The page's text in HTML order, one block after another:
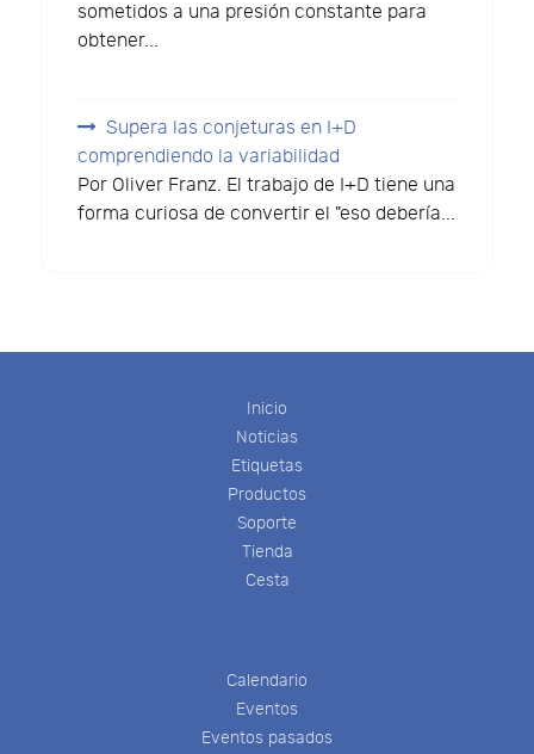
sometidos a una presión constante para
obtener...
Supera las conjeturas en I+D
comprendiendo la variabilidad
Por Oliver Franz. El trabajo de I+D tiene una
forma curiosa de convertir el "eso debería...
Inicio
Noticias
Etiquetas
Productos
Soporte
Tienda
Cesta
Calendario
Eventos
Eventos pasados